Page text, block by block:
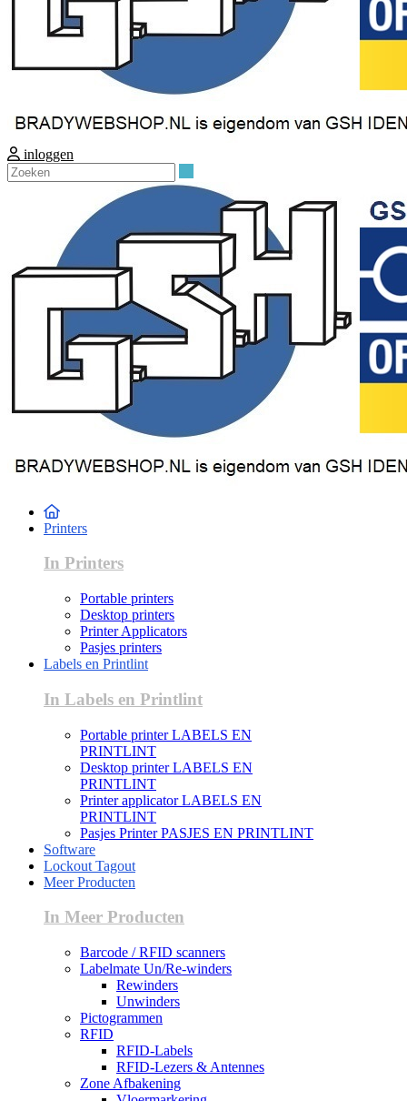
inloggen
Printers
In Printers
Portable printers
Desktop printers
Printer Applicators
Pasjes printers
Labels en Printlint
In Labels en Printlint
Portable printer LABELS EN
PRINTLINT
Desktop printer LABELS EN
PRINTLINT
Printer applicator LABELS EN
PRINTLINT
Pasjes Printer PASJES EN PRINTLINT
Software
Lockout Tagout
Meer Producten
In Meer Producten
Barcode / RFID scanners
Labelmate Un/Re-winders
Rewinders
Unwinders
Pictogrammen
RFID
RFID-Labels
RFID-Lezers & Antennes
Zone Afbakening